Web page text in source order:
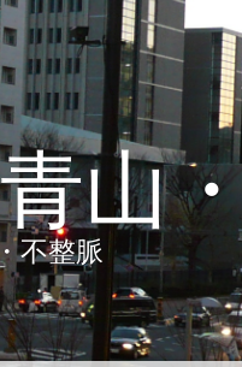
山
不整脈